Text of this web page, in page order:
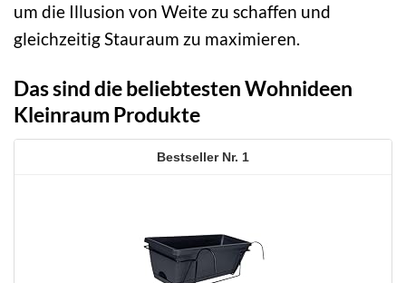
um die Illusion von Weite zu schaffen und
gleichzeitig Stauraum zu maximieren.
Das sind die beliebtesten Wohnideen
Kleinraum Produkte
1